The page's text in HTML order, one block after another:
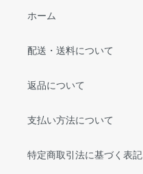
ホーム
配送・送料について
返品について
支払い方法について
特定商取引法に基づく表記